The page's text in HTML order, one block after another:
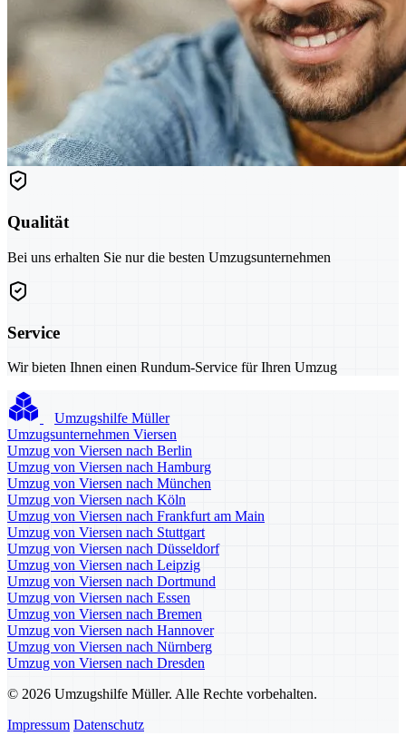
Qualität
Bei uns erhalten Sie nur die besten Umzugsunternehmen
Service
Wir bieten Ihnen einen Rundum-Service für Ihren Umzug
Umzugshilfe Müller
Umzugsunternehmen Viersen
Umzug von Viersen nach Berlin
Umzug von Viersen nach Hamburg
Umzug von Viersen nach München
Umzug von Viersen nach Köln
Umzug von Viersen nach Frankfurt am Main
Umzug von Viersen nach Stuttgart
Umzug von Viersen nach Düsseldorf
Umzug von Viersen nach Leipzig
Umzug von Viersen nach Dortmund
Umzug von Viersen nach Essen
Umzug von Viersen nach Bremen
Umzug von Viersen nach Hannover
Umzug von Viersen nach Nürnberg
Umzug von Viersen nach Dresden
© 2026 Umzugshilfe Müller. Alle Rechte vorbehalten.
Impressum Datenschutz